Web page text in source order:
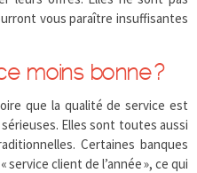
vous paraître insuffisantes
moins bonne ?
que la qualité de service est
Elles sont toutes aussi
Certaines banques
client de l’année », ce qui